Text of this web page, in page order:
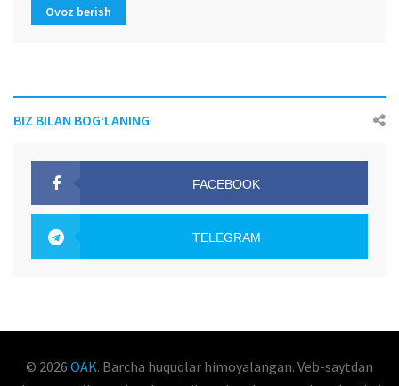
Ovoz berish
BIZ BILAN BOG‘LANING
FACEBOOK
TELEGRAM
© 2026 OAK. Barcha huquqlar himoyalangan. Veb-saytdan